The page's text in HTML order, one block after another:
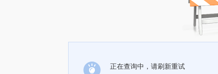
正在查询中，请刷新重试